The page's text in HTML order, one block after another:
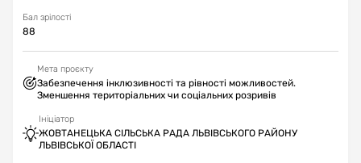
Бал зрілості
88
Мета проєкту
Забезпечення інклюзивності та рівності можливостей.
Зменшення територіальних чи соціальних розривів
Ініціатор
ЖОВТАНЕЦЬКА СІЛЬСЬКА РАДА ЛЬВІВСЬКОГО РАЙОНУ
ЛЬВІВСЬКОЇ ОБЛАСТІ